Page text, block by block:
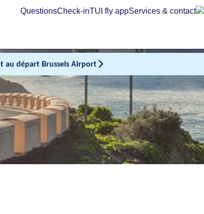
QuestionsCheck-inTUI fly appServices & contact
au départ Brussels Airport